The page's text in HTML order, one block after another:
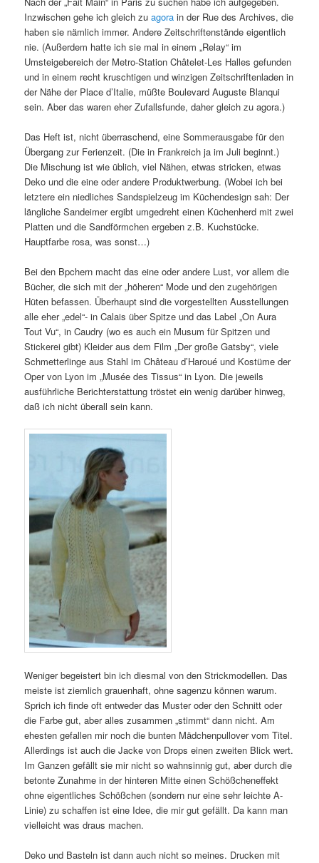
Inzwischen gehe ich gleich zuagora in der Rue des Archives, die
haben sie nämlich immer. Andere Zeitschriftenstände eigentlich
nie. (Außerdem hatte ich sie mal in einem „Relay“ im
Umsteigebereich der Metro-Station Châtelet-Les Halles gefunden
und in einem recht kruschtigen und winzigen Zeitschriftenladen in
der Nähe der Place d’Italie, müßte Boulevard Auguste Blanqui
sein. Aber das waren eher Zufallsfunde, daher gleich zu agora.)
Das Heft ist, nicht überraschend, eine Sommerausgabe für den
Übergang zur Ferienzeit. (Die in Frankreich ja im Juli beginnt.)
Die Mischung ist wie üblich, viel Nähen, etwas stricken, etwas
Deko und die eine oder andere Produktwerbung. (Wobei ich bei
letztere ein niedliches Sandspielzeug im Küchendesign sah: Der
längliche Sandeimer ergibt umgedreht einen Küchenherd mit zwei
Platten und die Sandförmchen ergeben z.B. Kuchstücke.
Hauptfarbe rosa, was sonst…)
Bei den Bpchern macht das eine oder andere Lust, vor allem die
Bücher, die sich mit der „höheren“ Mode und den zugehörigen
Hüten befassen. Überhaupt sind die vorgestellten Ausstellungen
alle eher „edel“- in Calais über Spitze und das Label „On Aura
Tout Vu“, in Caudry (wo es auch ein Musum für Spitzen und
Stickerei gibt) Kleider aus dem Film „Der große Gatsby“, viele
Schmetterlinge aus Stahl im Château d’Haroué und Kostüme der
Oper von Lyon im „Musée des Tissus“ in Lyon. Die jeweils
ausführliche Berichterstattung tröstet ein wenig darüber hinweg,
daß ich nicht überall sein kann.
Weniger begeistert bin ich diesmal von den Strickmodellen. Das
meiste ist ziemlich grauenhaft, ohne sagenzu können warum.
Sprich ich finde oft entweder das Muster oder den Schnitt oder
die Farbe gut, aber alles zusammen „stimmt“ dann nicht. Am
ehesten gefallen mir noch die bunten Mädchenpullover vom Titel.
Allerdings ist auch die Jacke von Drops einen zweiten Blick wert.
Im Ganzen gefällt sie mir nicht so wahnsinnig gut, aber durch die
betonte Zunahme in der hinteren Mitte einen Schößcheneffekt
ohne eigentliches Schößchen (sondern nur eine sehr leichte A-
Linie) zu schaffen ist eine Idee, die mir gut gefällt. Da kann man
vielleicht was draus machen.
Deko und Basteln ist dann auch nicht so meines. Drucken mit